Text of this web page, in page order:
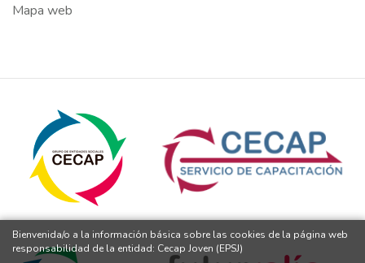
Mapa web
Bienvenida/o a la información básica sobre las cookies de la página web
responsabilidad de la entidad: Cecap Joven (EPSJ)